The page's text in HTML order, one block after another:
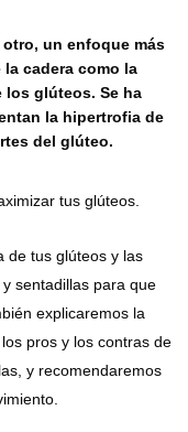
un enfoque más
cadera como la
los glúteos. Se ha
la hipertrofia de
del glúteo.
tus glúteos.
de tus glúteos y las
sentadillas para que
explicaremos la
pros y los contras de
y recomendaremos